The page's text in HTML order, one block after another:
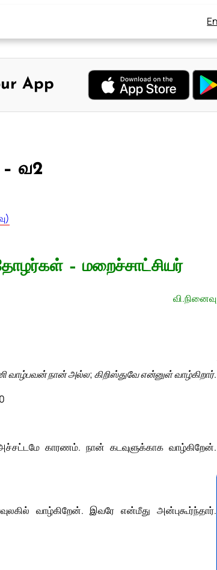
App
– வ2
– மறைச்சாட்சியர்
வி.நினைவு
வாழ்பவன் நான் அல்ல; கிறிஸ்துவே என்னுள் வாழ்கிறார்.
காரணம். நான் கடவுளுக்காக வாழ்கிறேன்.
வாழ்கிறேன். இவரே என்மீது அன்புகூர்ந்தார்.